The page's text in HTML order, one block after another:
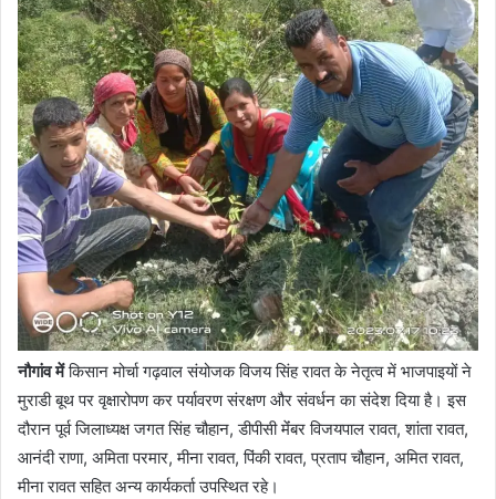
नौगांव मेंकिसान मोर्चा गढ़वाल संयोजक विजय सिंह रावत के नेतृत्व में भाजपाइयों ने
मुराडी बूथ पर वृक्षारोपण कर पर्यावरण संरक्षण और संवर्धन का संदेश दिया है। इस
दौरान पूर्व जिलाध्यक्ष जगत सिंह चौहान, डीपीसी मेंंबर विजयपाल रावत, शांता रावत,
आनंदी राणा, अमिता परमार, मीना रावत, पिंकी रावत, प्रताप चौहान, अमित रावत,
मीना रावत सहित अन्य कार्यकर्ता उपस्थित रहे।